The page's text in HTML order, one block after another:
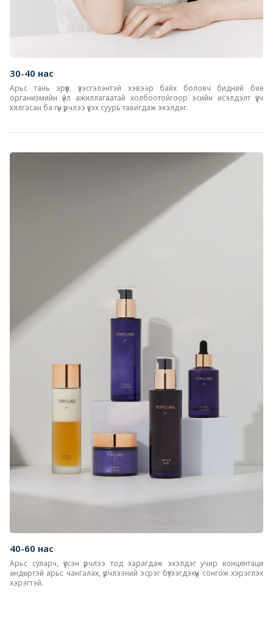
30-40 нас
Арьс тань эрүүл, үзэсгэлэнтэй хэвээр байх боловч бидний бие
организмийн үйл ажиллагаатай холбоотойгоор эсийн исэлдэлт үүсч
хялгасан ба гүн үрчлээ үүсэх суурь тавигдаж эхэлдэг.
40-60 нас
Арьс суларч, үүссэн үрчлээ тод харагдаж эхэлдэг учир концентаци
өндөртэй арьс чангалах, үрчлээний эсрэг бүтээгдэхүүн сонгож хэрэглэх
хэрэгтэй.